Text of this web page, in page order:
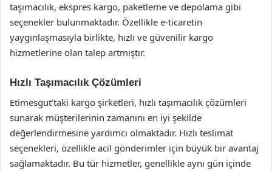
taşımacılık, ekspres kargo, paketleme ve depolama gibi
seçenekler bulunmaktadır. Özellikle e-ticaretin
yaygınlaşmasıyla birlikte, hızlı ve güvenilir kargo
hizmetlerine olan talep artmıştır.
Hızlı Taşımacılık Çözümleri
Etimesgut’taki kargo şirketleri, hızlı taşımacılık çözümleri
sunarak müşterilerinin zamanını en iyi şekilde
değerlendirmesine yardımcı olmaktadır. Hızlı teslimat
seçenekleri, özellikle acil gönderimler için büyük bir avantaj
sağlamaktadır. Bu tür hizmetler, genellikle aynı gün içinde